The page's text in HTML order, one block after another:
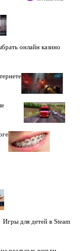
онлайн казино
Игры для детей в Steam